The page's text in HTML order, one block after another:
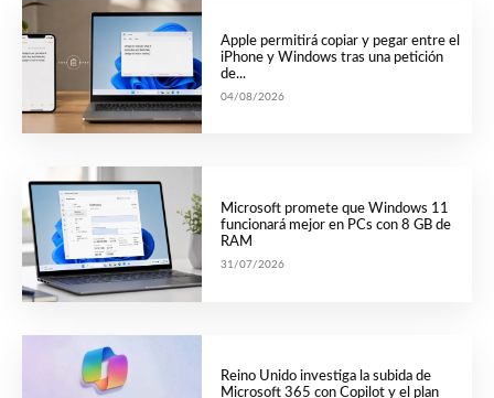
Apple permitirá copiar y pegar entre el
iPhone y Windows tras una petición
de...
04/08/2026
Microsoft promete que Windows 11
funcionará mejor en PCs con 8 GB de
RAM
31/07/2026
Reino Unido investiga la subida de
Microsoft 365 con Copilot y el plan